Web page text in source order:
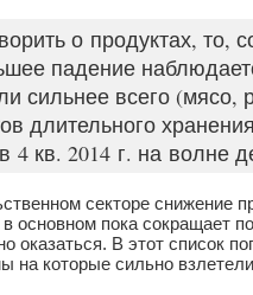
о продуктах, то,
падение
сильнее всего (мясо,
длительного
4 кв. 2014 г. на волне
секторе снижение
основном пока сокращает
оказаться. В этот список
на которые сильно